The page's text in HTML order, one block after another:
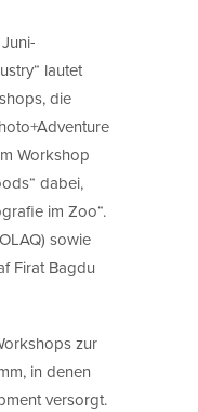
lautet
die
Workshop
dabei,
im Zoo“.
sowie
Firat Bagdu
zur
in denen
versorgt.